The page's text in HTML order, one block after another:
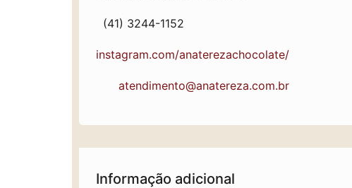
(41) 3244-1152
instagram.com/anaterezachocolate/
atendimento@anatereza.com.br
Informação adicional